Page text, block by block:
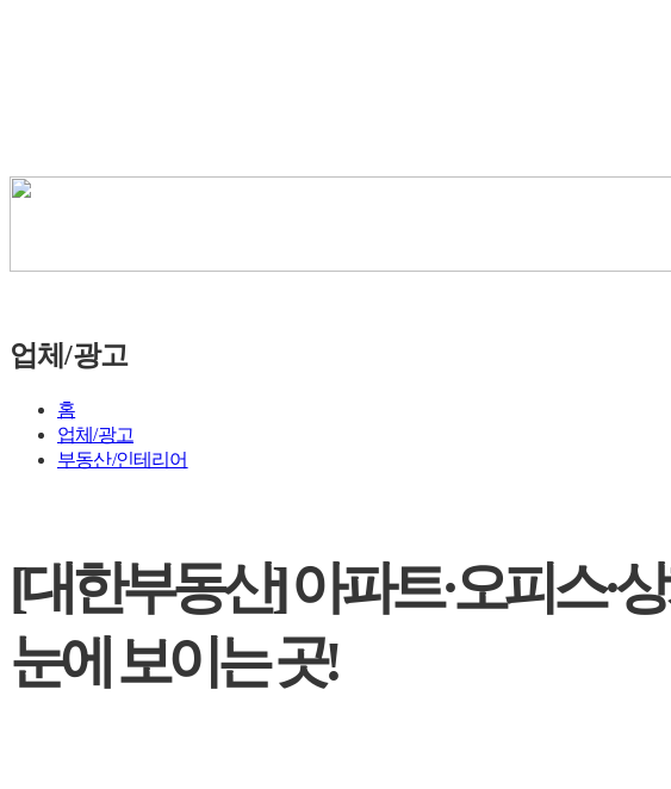
업체/광고
홈
업체/광고
부동산/인테리어
[대한부동산] 아파트·오피스·
눈에 보이는 곳!